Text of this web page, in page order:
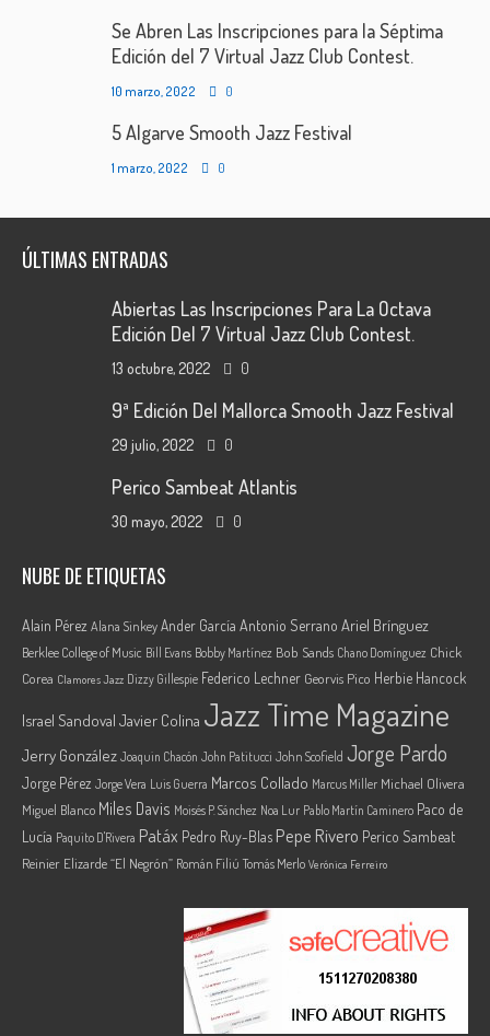
Se Abren Las Inscripciones para la Séptima
Edición del 7 Virtual Jazz Club Contest.
10 marzo, 2022 0
5 Algarve Smooth Jazz Festival
1 marzo, 2022 0
ÚLTIMAS ENTRADAS
Abiertas Las Inscripciones Para La Octava
Edición Del 7 Virtual Jazz Club Contest.
13 octubre, 2022 0
9ª Edición Del Mallorca Smooth Jazz Festival
29 julio, 2022 0
Perico Sambeat Atlantis
30 mayo, 2022 0
NUBE DE ETIQUETAS
Alain Pérez Alana SinkeyAnder García Antonio Serrano Ariel Brínguez
Berklee College of Music Bill Evans Bobby Martínez Bob Sands Chano Domínguez Chick
Corea Clamores Jazz Dizzy Gillespie Federico Lechner Georvis Pico Herbie Hancock
Israel Sandoval Javier Colina Jazz Time Magazine
Jerry González Joaquin Chacón John Patitucci John Scofield Jorge Pardo
Jorge Pérez Jorge Vera Luis Guerra Marcos Collado Marcus Miller Michael Olivera
Miguel Blanco Miles Davis Moisés P. Sánchez Noa Lur Pablo Martín Caminero Paco de
Lucía Paquito D'Rivera Patáx Pedro Ruy-Blas Pepe Rivero Perico Sambeat
Reinier Elizarde “El Negrón” Román Filiú Tomás Merlo Verónica Ferreiro